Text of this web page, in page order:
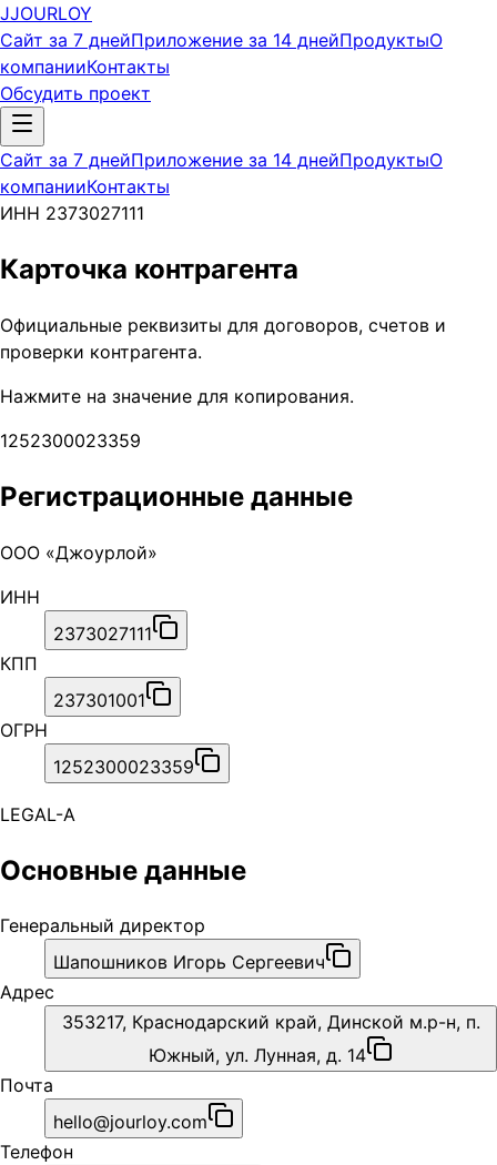
JJOURLOY
Сайт за 7 днейПриложение за 14 днейПродуктыО
компанииКонтакты
Обсудить проект
Сайт за 7 днейПриложение за 14 днейПродуктыО
компанииКонтакты
ИНН 2373027111
Карточка контрагента
Официальные реквизиты для договоров, счетов и
проверки контрагента.
Нажмите на значение для копирования.
1252300023359
Регистрационные данные
ООО «Джоурлой»
ИНН
2373027111
КПП
237301001
ОГРН
1252300023359
LEGAL-A
Основные данные
Генеральный директор
Шапошников Игорь Сергеевич
Адрес
353217, Краснодарский край, Динской м.р-н, п.
Южный, ул. Лунная, д. 14
Почта
hello@jourloy.com
Телефон